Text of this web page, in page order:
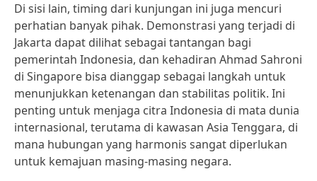
Di sisi lain, timing dari kunjungan ini juga mencuri
perhatian banyak pihak. Demonstrasi yang terjadi di
Jakarta dapat dilihat sebagai tantangan bagi
pemerintah Indonesia, dan kehadiran Ahmad Sahroni
di Singapore bisa dianggap sebagai langkah untuk
menunjukkan ketenangan dan stabilitas politik. Ini
penting untuk menjaga citra Indonesia di mata dunia
internasional, terutama di kawasan Asia Tenggara, di
mana hubungan yang harmonis sangat diperlukan
untuk kemajuan masing-masing negara.